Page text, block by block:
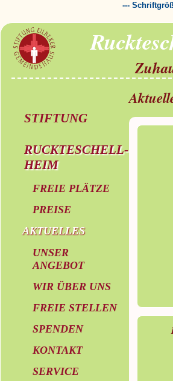
---
STIFTUNG
RUCKTESCHELL-
HEIM
FREIE PLÄTZE
PREISE
AKTUELLES
UNSER
ANGEBOT
WIR ÜBER UNS
FREIE STELLEN
SPENDEN
KONTAKT
SERVICE